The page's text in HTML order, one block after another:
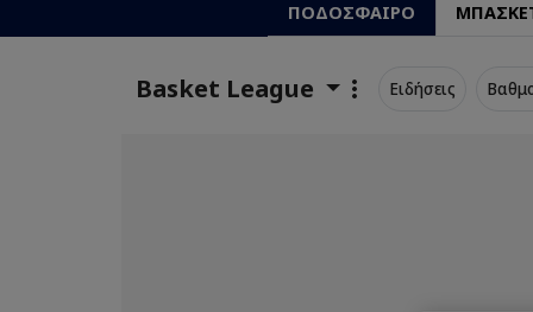
ΠΟΔΟΣΦΑΙΡΟ
Basket League Ειδήσεις